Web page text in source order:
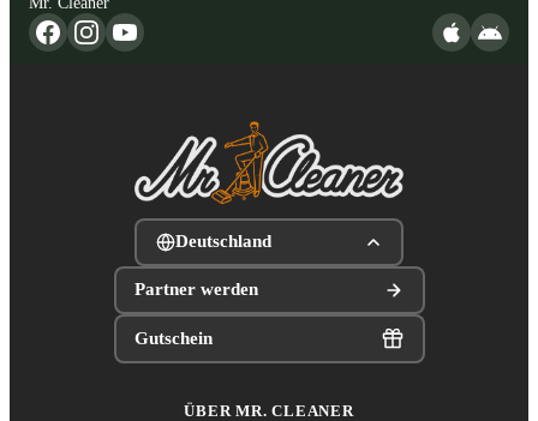
Deutschland
Partner werden
Gutschein
ÜBER MR. CLEANER